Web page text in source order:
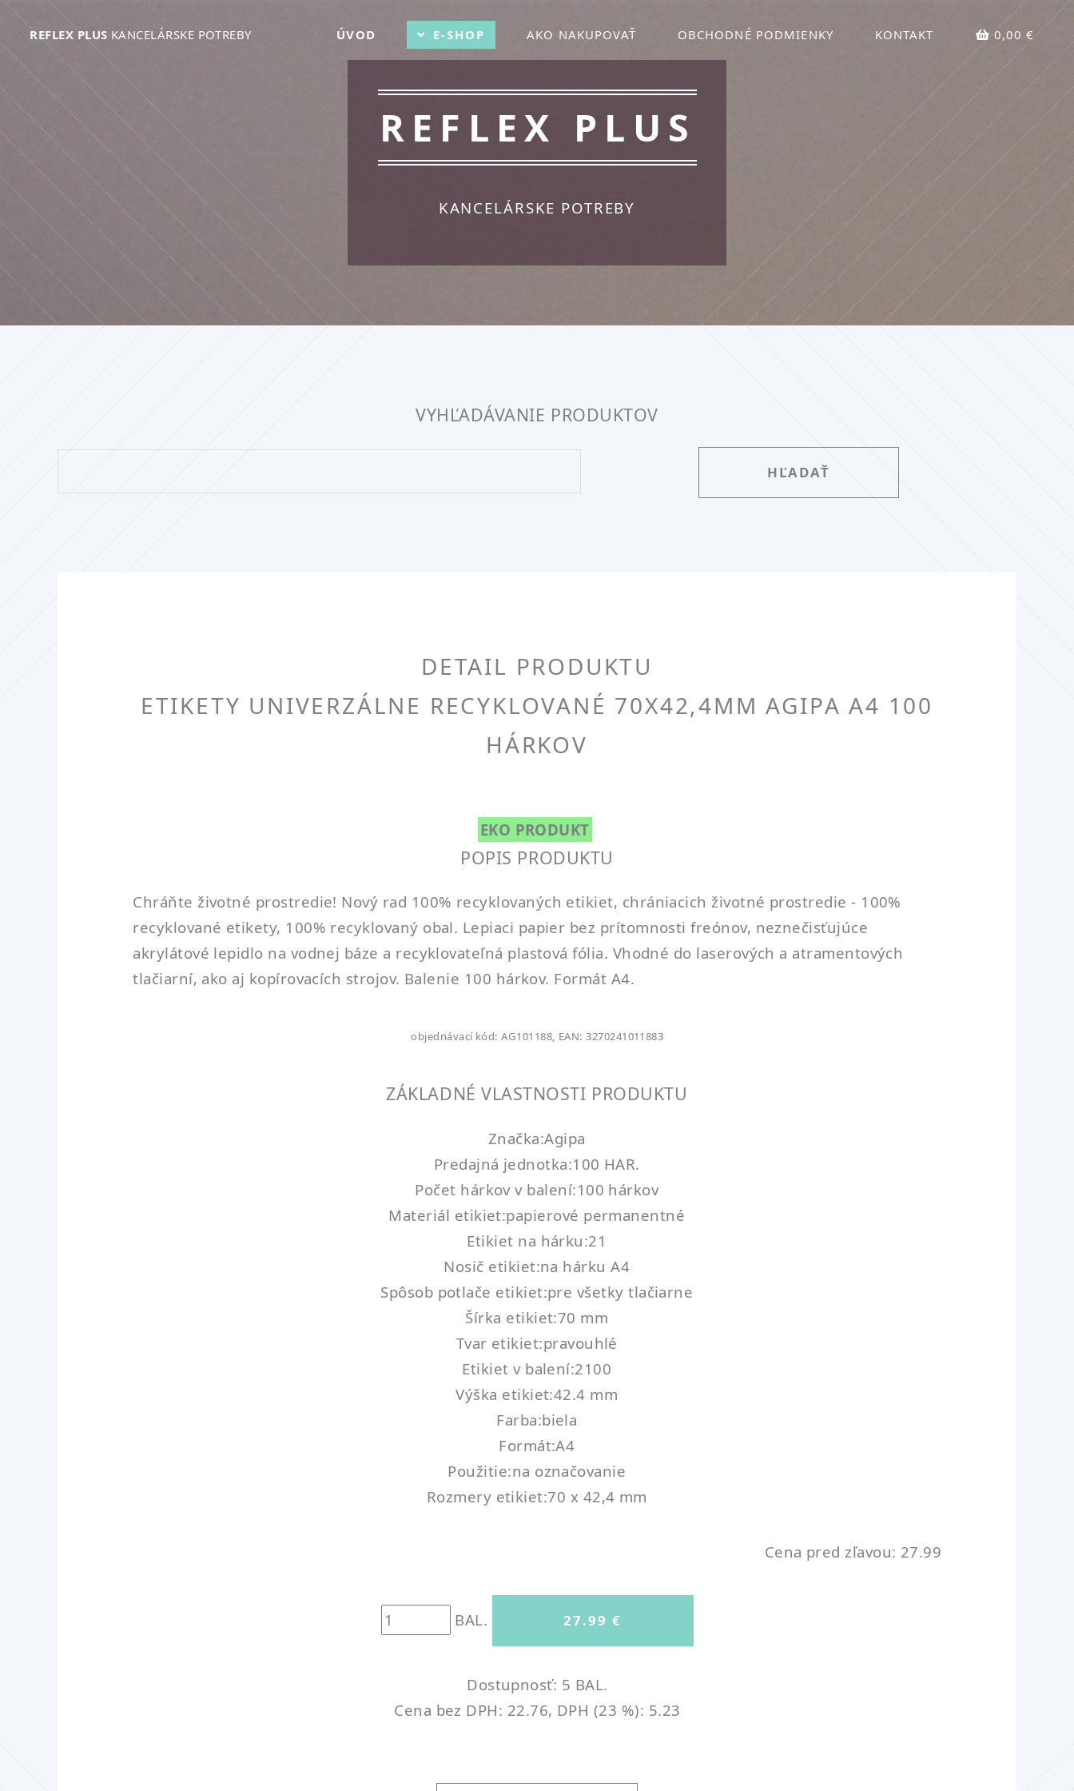
REFLEX PLUS KANCELÁRSKE POTREBY ÚVOD E-SHOP AKO NAKUPOVAŤ OBCHODNÉ PODMIENKY KONTAKT 0,00 €
REFLEX PLUS
KANCELÁRSKE POTREBY
VYHĽADÁVANIE PRODUKTOV
DETAIL PRODUKTU
ETIKETY UNIVERZÁLNE RECYKLOVANÉ 70X42,4MM AGIPA A4 100
HÁRKOV
EKO PRODUKT
POPIS PRODUKTU
Chráňte životné prostredie! Nový rad 100% recyklovaných etikiet, chrániacich životné prostredie - 100%
recyklované etikety, 100% recyklovaný obal. Lepiaci papier bez prítomnosti freónov, neznečisťujúce
akrylátové lepidlo na vodnej báze a recyklovateľná plastová fólia. Vhodné do laserových a atramentových
tlačiarní, ako aj kopírovacích strojov. Balenie 100 hárkov. Formát A4.
objednávací kód: AG101188, EAN: 3270241011883
ZÁKLADNÉ VLASTNOSTI PRODUKTU
Značka:Agipa
Predajná jednotka:100 HAR.
Počet hárkov v balení:100 hárkov
Materiál etikiet:papierové permanentné
Etikiet na hárku:21
Nosič etikiet:na hárku A4
Spôsob potlače etikiet:pre všetky tlačiarne
Šírka etikiet:70 mm
Tvar etikiet:pravouhlé
Etikiet v balení:2100
Výška etikiet:42.4 mm
Farba:biela
Formát:A4
Použitie:na označovanie
Rozmery etikiet:70 x 42,4 mm
Cena pred zľavou: 27.99
BAL.
Dostupnosť: 5 BAL.
Cena bez DPH: 22.76, DPH (23 %): 5.23